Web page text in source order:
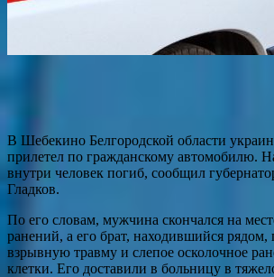
В Шебекино Белгородской области
прилетел по гражданскому автомобилю.
внутри человек погиб, сообщил
Гладков.
По его словам, мужчина скончался на
ранений, а его брат, находившийся
взрывную травму и слепое осколочное
клетки. Его доставили в больницу в